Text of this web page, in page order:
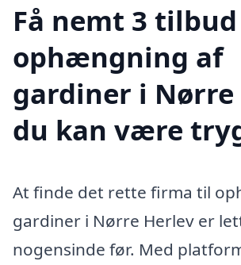
Få nemt 3
ophængning af
gardiner i Nørre
du kan være
At finde det rette firma til
gardiner i Nørre Herlev er
nogensinde før. Med